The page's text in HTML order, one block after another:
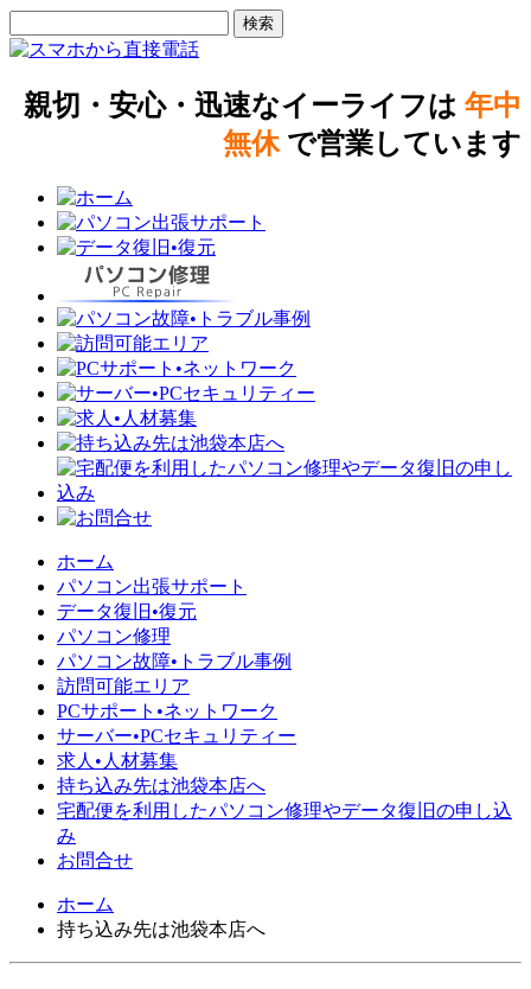
親切・安心・迅速なイーライフは 年中
無休で営業しています
ホーム
パソコン出張サポート
データ復旧•復元
パソコン修理
パソコン故障•トラブル事例
訪問可能エリア
PCサポート•ネットワーク
サーバー•PCセキュリティー
求人•人材募集
持ち込み先は池袋本店へ
宅配便を利用したパソコン修理やデータ復旧の申し込
み
お問合せ
ホーム
持ち込み先は池袋本店へ